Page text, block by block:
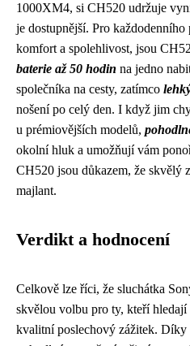
1000XM4, si CH520 udržuje
je dostupnější. Pro každodenního
komfort a spolehlivost, jsou
baterie až 50 hodin na jedno
společníka na cesty, zatímco
nošení po celý den. I když jim
u prémiovějších modelů,
okolní hluk a umožňují vám
CH520 jsou důkazem, že skvělý
majlant.
Verdikt a hodnocení
Celkově lze říci, že sluchátka
skvělou volbu pro ty, kteří hledají
kvalitní poslechový zážitek. Díky